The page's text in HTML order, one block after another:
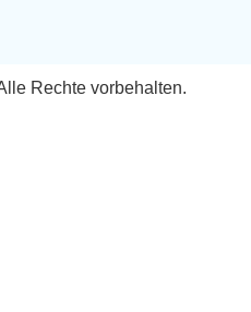
Rechte vorbehalten.